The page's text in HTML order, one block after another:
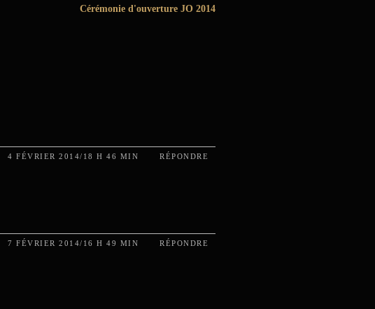
Cérémonie d'ouverture JO 2014
4 FÉVRIER 2014/18 H 46 MIN RÉPONDRE
7 FÉVRIER 2014/16 H 49 MIN RÉPONDRE